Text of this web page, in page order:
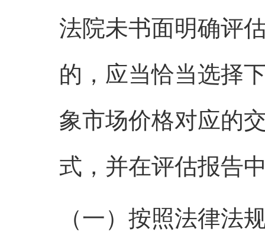
法院未书面明确评
的，应当恰当选择
象市场价格对应的
式，并在评估报告
（一）按照法律法